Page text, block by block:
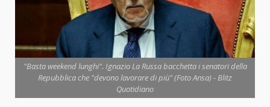
"Basta weekend lunghi". Ignazio La Russa bacchetta i senatori della
Repubblica che "devono lavorare di più" (Foto Ansa) - Blitz
Quotidiano